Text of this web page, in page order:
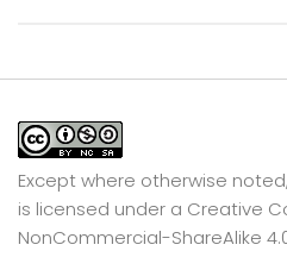
Except where otherwise
is licensed under a Creative
NonCommercial-ShareAlike